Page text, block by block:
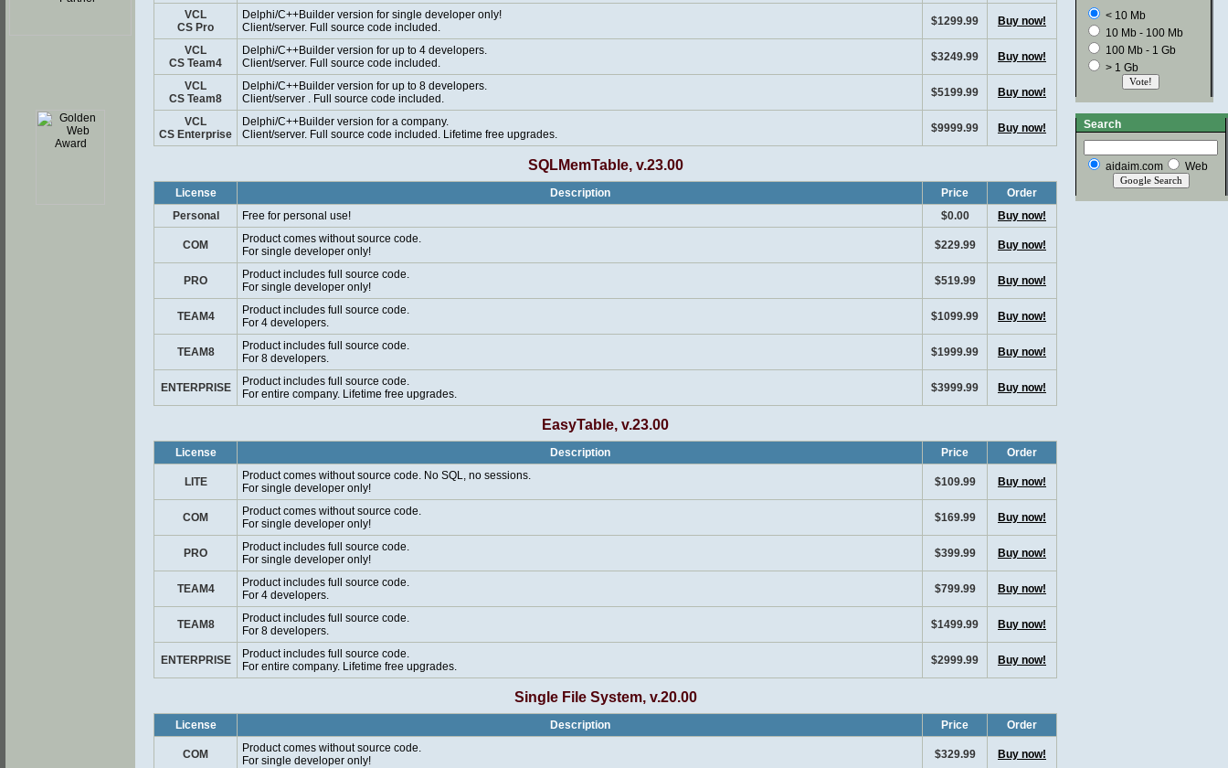
VCL
CS Pro
Delphi/C++Builder version for single developer only!
Client/server. Full source code included.
$1299.99 Buy now!
VCL
CS Team4
Delphi/C++Builder version for up to 4 developers.
Client/server. Full source code included.
$3249.99 Buy now!
VCL
CS Team8
Delphi/C++Builder version for up to 8 developers.
Client/server . Full source code included.
$5199.99 Buy now!
VCL
CS Enterprise
Delphi/C++Builder version for a company.
Client/server. Full source code included. Lifetime free upgrades.
$9999.99 Buy now!
SQLMemTable, v.23.00
License Description Price
Order
Personal
Free for personal use! $0.00 Buy now!
COM
Product comes without source code.
For single developer only!
$229.99 Buy now!
PRO
Product includes full source code.
For single developer only!
$519.99 Buy now!
TEAM4
Product includes full source code.
For 4 developers.
$1099.99 Buy now!
TEAM8
Product includes full source code.
For 8 developers.
$1999.99 Buy now!
ENTERPRISE
Product includes full source code.
For entire company. Lifetime free upgrades.
$3999.99 Buy now!
EasyTable, v.23.00
License Description Price Order
LITE
Product comes without source code. No SQL, no sessions.
For single developer only!
$109.99 Buy now!
COM
Product comes without source code.
For single developer only!
$169.99 Buy now!
PRO
Product includes full source code.
For single developer only!
$399.99 Buy now!
TEAM4
Product includes full source code.
For 4 developers.
$799.99 Buy now!
TEAM8
Product includes full source code.
For 8 developers.
$1499.99 Buy now!
ENTERPRISE
Product includes full source code.
For entire company. Lifetime free upgrades.
$2999.99 Buy now!
Single File System, v.20.00
License Description Price Order
COM
Product comes without source code.
For single developer only!
$329.99 Buy now!
< 10 Mb
10 Mb - 100 Mb
100 Mb - 1 Gb
> 1 Gb
Search
aidaim.com Web